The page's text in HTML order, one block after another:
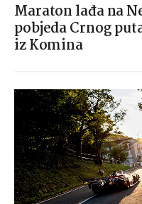
Maraton lađa na
pobjeda Crnog
iz Komina